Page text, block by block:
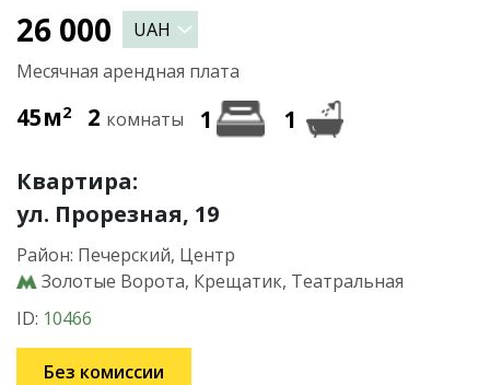
26 000
Месячная арендная плата
45м2 2 комнаты 1 1
Квартира:
ул. Прорезная, 19
Район: Печерский, Центр
Золотые Ворота, Крещатик, Театральная
ID: 10466
Без комиссии